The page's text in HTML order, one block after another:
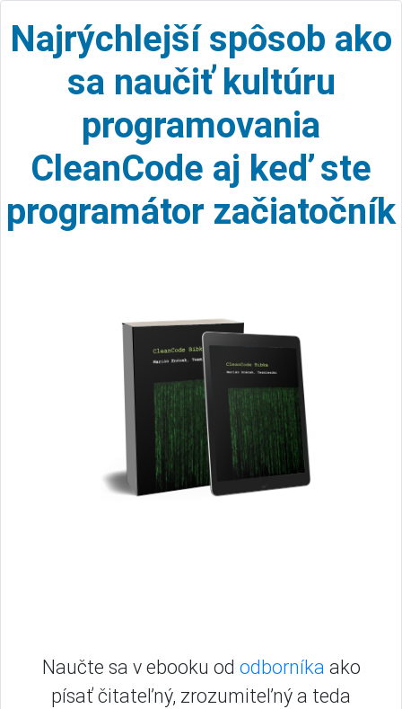
Najrýchlejší spôsob ako
sa naučiť kultúru
programovania
CleanCode aj keď ste
programátor začiatočník
Naučte sa v ebooku od odborníka ako
písať čitateľný, zrozumiteľný a teda